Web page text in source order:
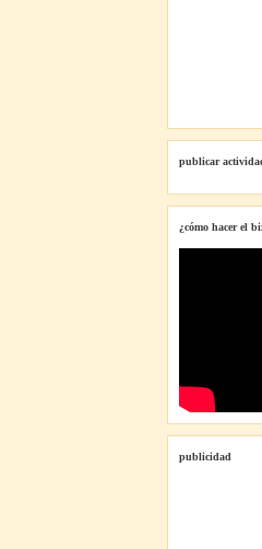
publicar
¿cómo hacer el
publicidad